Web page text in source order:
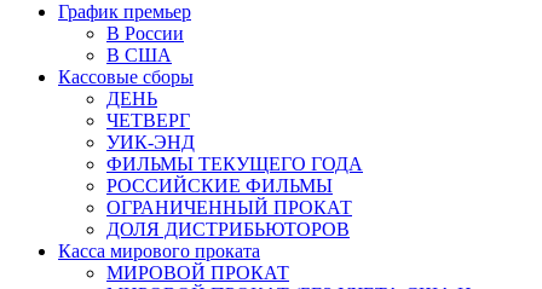
График премьер
В России
В США
Кассовые сборы
ДЕНЬ
ЧЕТВЕРГ
УИК-ЭНД
ФИЛЬМЫ ТЕКУЩЕГО ГОДА
РОССИЙСКИЕ ФИЛЬМЫ
ОГРАНИЧЕННЫЙ ПРОКАТ
ДОЛЯ ДИСТРИБЬЮТОРОВ
Касса мирового проката
МИРОВОЙ ПРОКАТ